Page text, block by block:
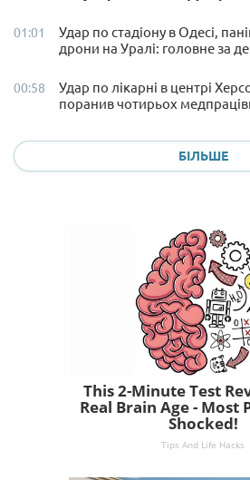
01:01
Удар по стадіону в Одесі,
дрони на Уралі: головне за
00:58
Удар по лікарні в центрі
поранив чотирьох
БІЛЬШЕ
This 2-Minute Test
Real Brain Age - Most
Shocked!
Tips And Life Hacks